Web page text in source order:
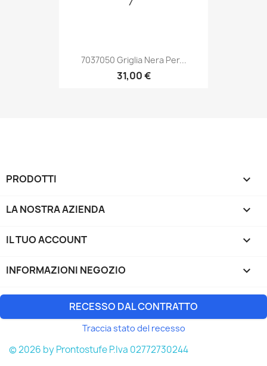
7037050 Griglia Nera Per...
31,00 €
PRODOTTI 
LA NOSTRA AZIENDA 
IL TUO ACCOUNT 
INFORMAZIONI NEGOZIO keyboard_arrow_down
RECESSO DAL CONTRATTO
Traccia stato del recesso
© 2026 by Prontostufe P.Iva 02772730244